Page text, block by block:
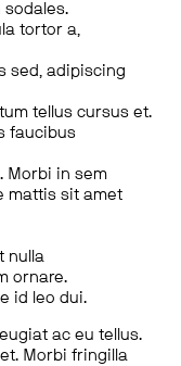
sodales.
tortor a,
sed, adipiscing
tellus cursus et.
faucibus
Morbi in sem
mattis sit amet
nulla
ornare.
id leo dui.
ac eu tellus.
Morbi fringilla